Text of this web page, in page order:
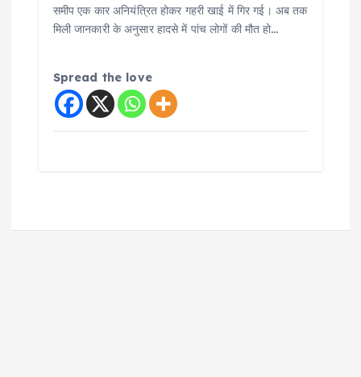
समीप एक कार अनियंत्रित होकर गहरी खाई में गिर गई। अब तक
मिली जानकारी के अनुसार हादसे में पांच लोगों की मौत हो…
Spread the love